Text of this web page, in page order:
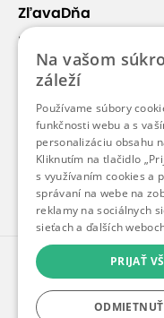
Ako to
ZľavaDňa
Náš príbeh
Kontakt
Kariéra
Blog
Pre médiá
Pre partnerov
© 2010 – 2026
vyhradené.
Ochrana osobných
Na vašom
záleží
Používame súbory
funkčnosti webu a s
personalizáciu obsahu
Kliknutím na tlačidlo
s využívaním cookies a
správaní na webe na
reklamy na sociálnych
sieťach a ďalších
PRIJAŤ